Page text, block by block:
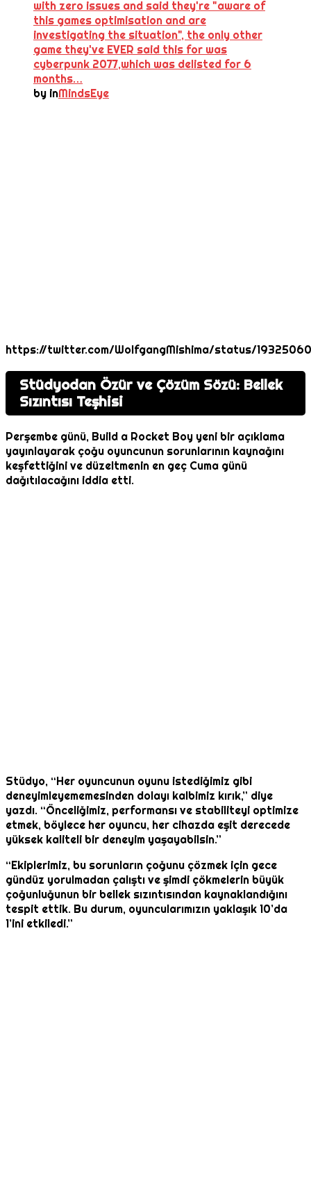
with zero issues and said they're "aware of
this games optimisation and are
investigating the situation", the only other
game they've EVER said this for was
cyberpunk 2077,which was delisted for 6
months…
by inMindsEye
https://twitter.com/WolfgangMishima/status/
Stüdyodan Özür ve Çözüm Sözü: Bellek
Sızıntısı Teşhisi
Perşembe günü, Build a Rocket Boy yeni bir açıklama
yayınlayarak çoğu oyuncunun sorunlarının kaynağını
keşfettiğini ve düzeltmenin en geç Cuma günü
dağıtılacağını iddia etti.
Stüdyo, “Her oyuncunun oyunu istediğimiz gibi
deneyimleyememesinden dolayı kalbimiz kırık,” diye
yazdı. “Önceliğimiz, performansı ve stabiliteyi optimize
etmek, böylece her oyuncu, her cihazda eşit derecede
yüksek kaliteli bir deneyim yaşayabilsin.”
“Ekiplerimiz, bu sorunların çoğunu çözmek için gece
gündüz yorulmadan çalıştı ve şimdi çökmelerin büyük
çoğunluğunun bir bellek sızıntısından kaynaklandığını
tespit ettik. Bu durum, oyuncularımızın yaklaşık 10’da
1’ini etkiledi.”